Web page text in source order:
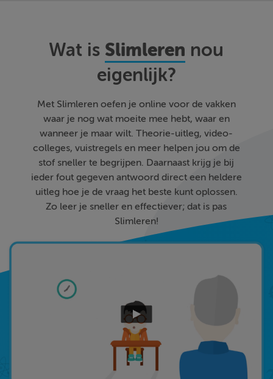
Wat is Slimleren nou
eigenlijk?
Met Slimleren oefen je online voor de vakken
waar je nog wat moeite mee hebt, waar en
wanneer je maar wilt. Theorie-uitleg, video-
colleges, vuistregels en meer helpen jou om de
stof sneller te begrijpen. Daarnaast krijg je bij
ieder fout gegeven antwoord direct een heldere
uitleg hoe je de vraag het beste kunt oplossen.
Zo leer je sneller en effectiever; dat is pas
Slimleren!